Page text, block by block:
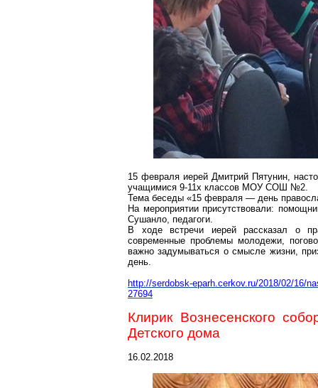
15 февраля иерей Дмитрий Пятунин,
учащимися 9-11х классов МОУ СОШ №2.
Тема беседы «15 февраля — день
На мероприятииприсутствовали:
Сушанло, педагоги.
В ходе встречи иерей рассказал о
современные проблемы молодежи,
важно задумываться о смысле жизни,
день.
http://serdobsk-eparh.cerkov.ru/2018/02/16/
27694
Клирик Вознесенского
Детского дома
16.02.2018